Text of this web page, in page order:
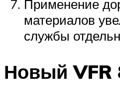
Применение
материалов
службы
Новый VFR